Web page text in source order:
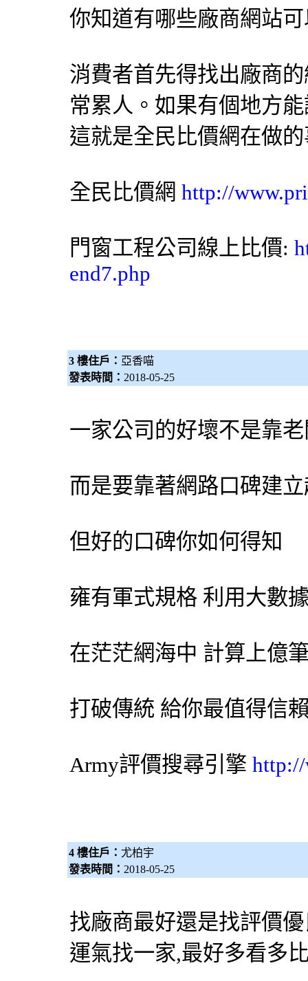
你知道有哪些廠商網站
消費者首先得找出廠商
常累人。如果有個地方
這就是全民比價網在做
全民比價網 http://
門窗工程公司線上比價:
end7.php
3 樓住戶： 亞香喵
發表時間： 2018-05-25
一家公司的好壞不是靠
而是要靠著網路口碑建
但好的口碑你如何得知
雍有軍式規格 利用大數
在茫茫網海中 計算上億
打破傳統 給你最值得信
Army評價搜尋引擎
4 樓住戶： 尤柏宇
發表時間： 2018-05-25
找廠商最好還是找評價
運氣找一家,最好多看多